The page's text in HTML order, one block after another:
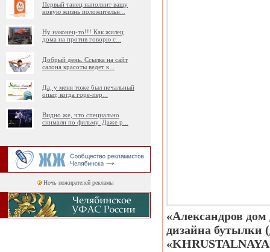
Первый танец наполнит вашу
новую жизнь положительн
Ну наконец-то!!! Как жилец
дома на против говорю с
Добрый день. Ссылка на сайт
салона красоты ведет к
Да, у меня тоже был печальный
опыт, когда горе-пер
Видно же, что специально
снимали по фильму. Даже р
Ночь пожирателей рекламы
«Александров
дизайна бутылки